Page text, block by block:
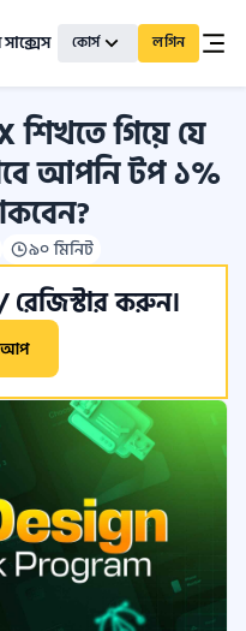
কোর্স লগিন
শিখতে গিয়ে যে
আপনি টপ ১%
৯০ মিনিট
করুন।